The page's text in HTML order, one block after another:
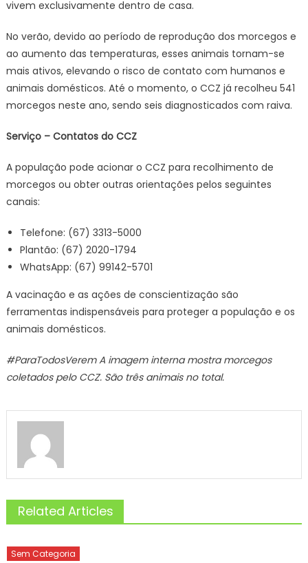
vivem exclusivamente dentro de casa.
No verão, devido ao período de reprodução dos morcegos e
ao aumento das temperaturas, esses animais tornam-se
mais ativos, elevando o risco de contato com humanos e
animais domésticos. Até o momento, o CCZ já recolheu 541
morcegos neste ano, sendo seis diagnosticados com raiva.
Serviço – Contatos do CCZ
A população pode acionar o CCZ para recolhimento de
morcegos ou obter outras orientações pelos seguintes
canais:
Telefone: (67) 3313-5000
Plantão: (67) 2020-1794
WhatsApp: (67) 99142-5701
A vacinação e as ações de conscientização são
ferramentas indispensáveis para proteger a população e os
animais domésticos.
#ParaTodosVerem A imagem interna mostra morcegos
coletados pelo CCZ. São três animais no total.
Related Articles
Sem Categoria